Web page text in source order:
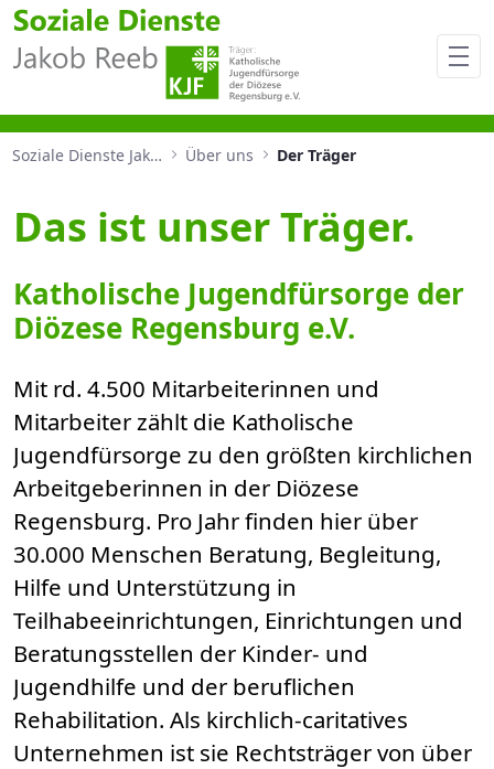
Unser Träger
Soziale Dienste Jakob Reeb Über uns Der Träger
Das ist unser Träger.
Katholische Jugendfürsorge der
Diözese Regensburg e.V.
Mit rd. 4.500 Mitarbeiterinnen und
Mitarbeiter zählt die Katholische
Jugendfürsorge zu den größten kirchlichen
Arbeitgeberinnen in der Diözese
Regensburg. Pro Jahr finden hier über
30.000 Menschen Beratung, Begleitung,
Hilfe und Unterstützung in
Teilhabeeinrichtungen, Einrichtungen und
Beratungsstellen der Kinder- und
Jugendhilfe und der beruflichen
Rehabilitation. Als kirchlich-caritatives
Unternehmen ist sie Rechtsträger von über